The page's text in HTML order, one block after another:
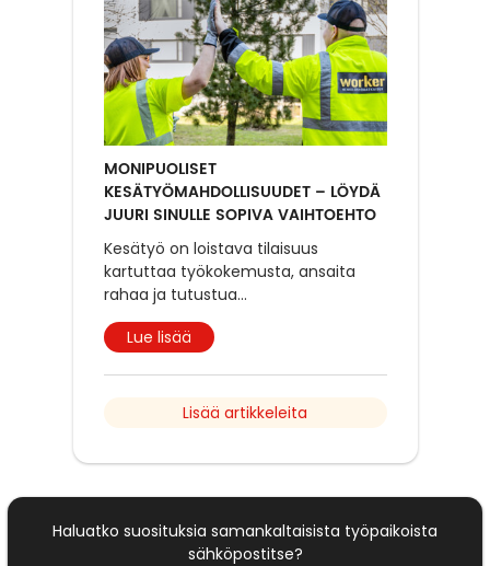
MONIPUOLISET
KESÄTYÖMAHDOLLISUUDET – LÖYDÄ
JUURI SINULLE SOPIVA VAIHTOEHTO
Kesätyö on loistava tilaisuus
kartuttaa työkokemusta, ansaita
rahaa ja tutustua...
Lue lisää
Lisää artikkeleita
Haluatko suosituksia samankaltaisista työpaikoista
sähköpostitse?